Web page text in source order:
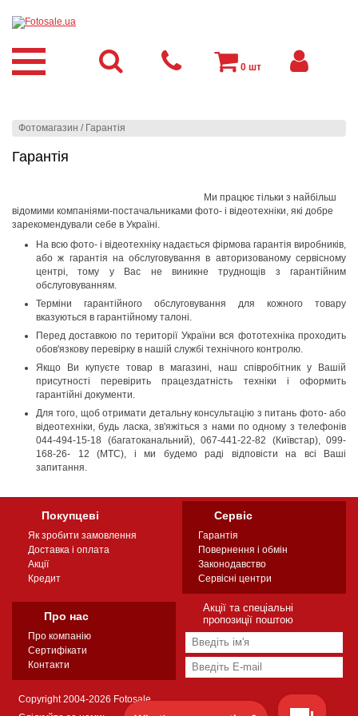
Фотомагазин / Гарантія
Гарантія
Ми працює тільки з найбільш
відомими компаніями-постачальниками фото- і відеотехніки, які добре
зарекомендували себе в Україні.
На всю фото- і відеотехніку надається фірмова гарантія виробників,
або ж гарантія на обслуговування в авторизованому сервісному
центрі, тому у Вас не виникне труднощів з гарантійним
обслуговуванням.
Терміни гарантійного обслуговування для кожного товару
вказуються в гарантійному талоні.
Перед доставкою по території України вся фототехніка проходить
обов'язкову перевірку в нашій службі технічного контролю.
Якщо Ви купуєте товар в магазині, наш співробітник у Вашій
присутності перевірить працездатність техніки і оформить
гарантійні документи.
Для того, щоб отримати детальну консультацію з питань фото- або
відеотехніки, будь ласка, зв'яжіться з нами по одному з телефонів
044-494-15-18 (багатоканальний), 067-441-22-82 (Київстар), 099-
168-26- 12 (МТС), і ми будемо раді відповісти на всі Ваші
запитання.
0 шт
Покупцеві
Як зробити замовлення
Доставка і оплата
Акції
Кредит
Сервіс
Гарантія
Повернення і обмін
Законодавство
Сервісні центри
Про нас
Про компанію
Сертифікати
Контакти
Акції та спеціальні
пропозиції поштою
Copyright 2004-2026 Fotosale